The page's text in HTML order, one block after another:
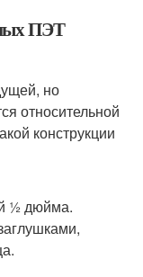
ПЭТ
но
относительной
конструкции
½ дюйма.